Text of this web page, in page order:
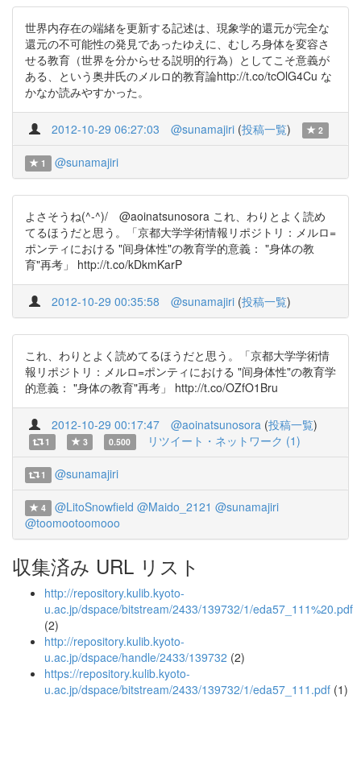
世界内存在の端緒を更新する記述は、現象学的還元が完全な
還元の不可能性の発見であったゆえに、むしろ身体を変容さ
せる教育（世界を分からせる説明的行為）としてこそ意義が
ある、という奥井氏のメルロ的教育論http://t.co/tcOlG4Cu な
かなか読みやすかった。
2012-10-29 06:27:03 @sunamajiri (投稿一覧) 2
1 @sunamajiri
よさそうね(^-^)/ @aoinatsunosora これ、わりとよく読め
てるほうだと思う。「京都大学学術情報リポジトリ：メルロ=
ポンティにおける "间身体性"の教育学的意義： "身体の教
育"再考」 http://t.co/kDkmKarP
2012-10-29 00:35:58 @sunamajiri (投稿一覧)
これ、わりとよく読めてるほうだと思う。「京都大学学術情
報リポジトリ：メルロ=ポンティにおける "间身体性"の教育学
的意義： "身体の教育"再考」 http://t.co/OZfO1Bru
2012-10-29 00:17:47 @aoinatsunosora (投稿一覧)
1 3 0.500 リツイート・ネットワーク (1)
1 @sunamajiri
4 @LitoSnowfield @Maido_2121 @sunamajiri
@toomootoomooo
収集済み URL リスト
http://repository.kulib.kyoto-
u.ac.jp/dspace/bitstream/2433/139732/1/eda57_111%20.pdf
(2)
http://repository.kulib.kyoto-
u.ac.jp/dspace/handle/2433/139732 (2)
https://repository.kulib.kyoto-
u.ac.jp/dspace/bitstream/2433/139732/1/eda57_111.pdf (1)